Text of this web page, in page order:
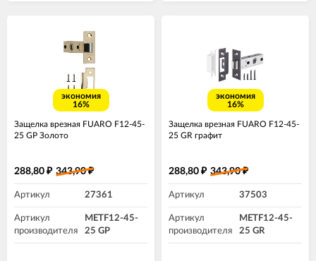
экономия
16%
Защелка врезная FUARO F12-45-
25 GP Золото
288,80 ₽ 343,90₽
Артикул 27361
Артикул
производителя
METF12-45-
25 GP
экономия
16%
Защелка врезная FUARO F12-45-
25 GR графит
288,80 ₽ 343,90₽
Артикул 37503
Артикул
производителя
METF12-45-
25 GR